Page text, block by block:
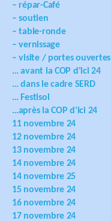
– répar-Café
– soutien
– table-ronde
– vernissage
– visite / portes ouvertes
… avant la COP d'ici 24
… dans le cadre SERD
… Festisol
…après la COP d'ici 24
11 novembre 24
12 novembre 24
13 novembre 24
14 novembre 24
14 novembre 25
15 novembre 24
16 novembre 24
17 novembre 24